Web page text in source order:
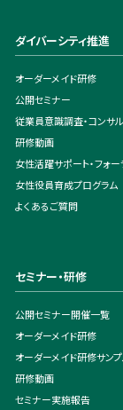
ダイバーシティ推進
オーダーメイド研修
公開セミナー
従業員意識調査・コンサ
研修動画
女性活躍サポート・フォー
女性役員育成プログラム
よくあるご質問
セミナー・研修
公開セミナー開催一覧
オーダーメイド研修
オーダーメイド研修サン
研修動画
セミナー実施報告